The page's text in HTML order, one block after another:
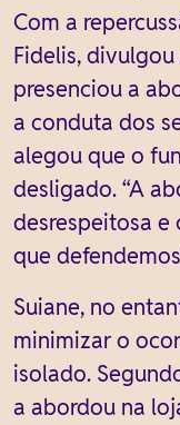
Com a
Fidelis,
presenciou a
a conduta dos
alegou que o
desligado. “A
desrespeitosa
que
Suiane, no
minimizar o
isolado.
a abordou na